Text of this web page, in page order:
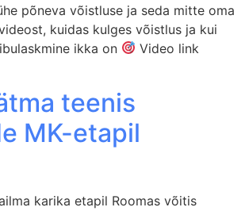
põneva võistluse ja seda mitte oma
kuidas kulges võistlus ja kui
ikka on
Video link
teenis
MK-etapil
karika etapil Roomas võitis